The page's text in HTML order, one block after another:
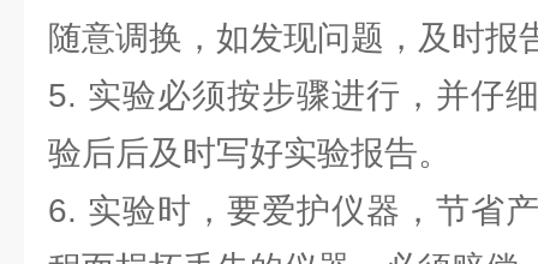
随意调换，如发现问题，及时报
5. 实验必须按步骤进行，并仔
验后后及时写好实验报告。
6. 实验时，要爱护仪器，节省